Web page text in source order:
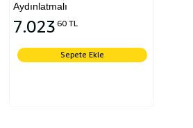
Aydınlatmalı
7.023 60 TL
Sepete Ekle